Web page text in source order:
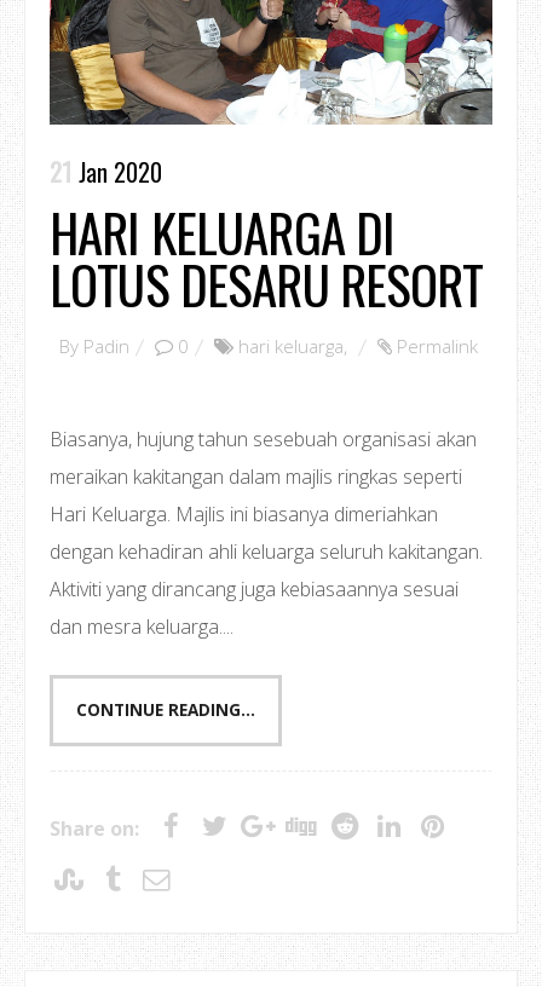
21 Jan 2020
HARI KELUARGA DI
LOTUS DESARU RESORT
By Padin 0 hari keluarga, Permalink
Biasanya, hujung tahun sesebuah organisasi akan
meraikan kakitangan dalam majlis ringkas seperti
Hari Keluarga. Majlis ini biasanya dimeriahkan
dengan kehadiran ahli keluarga seluruh kakitangan.
Aktiviti yang dirancang juga kebiasaannya sesuai
dan mesra keluarga....
CONTINUE READING...
Share on: